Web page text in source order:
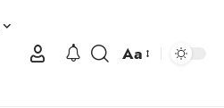
Aa